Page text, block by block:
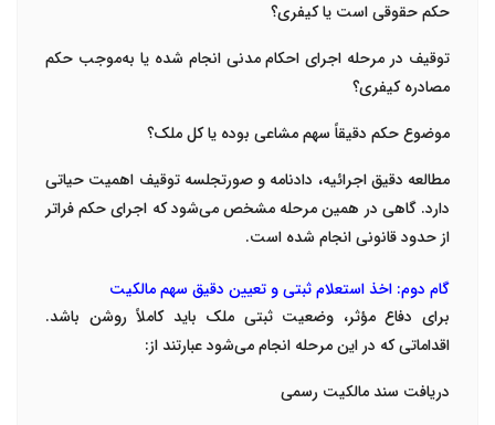
حکم حقوقی است یا کیفری؟
توقیف در مرحله اجرای احکام مدنی انجام شده یا به‌موجب حکم
مصادره کیفری؟
موضوع حکم دقیقاً سهم مشاعی بوده یا کل ملک؟
مطالعه دقیق اجرائیه، دادنامه و صورتجلسه توقیف اهمیت حیاتی
دارد. گاهی در همین مرحله مشخص می‌شود که اجرای حکم فراتر
از حدود قانونی انجام شده است.
گام دوم: اخذ استعلام ثبتی و تعیین دقیق سهم مالکیت
برای دفاع مؤثر، وضعیت ثبتی ملک باید کاملاً روشن باشد.
اقداماتی که در این مرحله انجام می‌شود عبارتند از:
دریافت سند مالکیت رسمی